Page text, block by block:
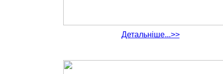
Детальніше...>>